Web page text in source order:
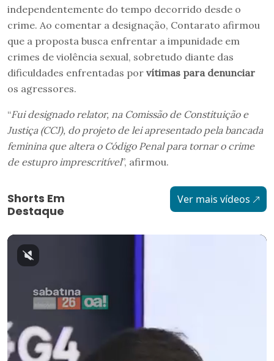
independentemente do tempo decorrido desde o
crime. Ao comentar a designação, Contarato afirmou
que a proposta busca enfrentar a impunidade em
crimes de violência sexual, sobretudo diante das
dificuldades enfrentadas por vítimas para denunciar
os agressores.
“Fui designado relator, na Comissão de Constituição e
Justiça (CCJ), do projeto de lei apresentado pela bancada
feminina que altera o Código Penal para tornar o crime
de estupro imprescritível”, afirmou.
Shorts Em
Destaque
Ver mais vídeos